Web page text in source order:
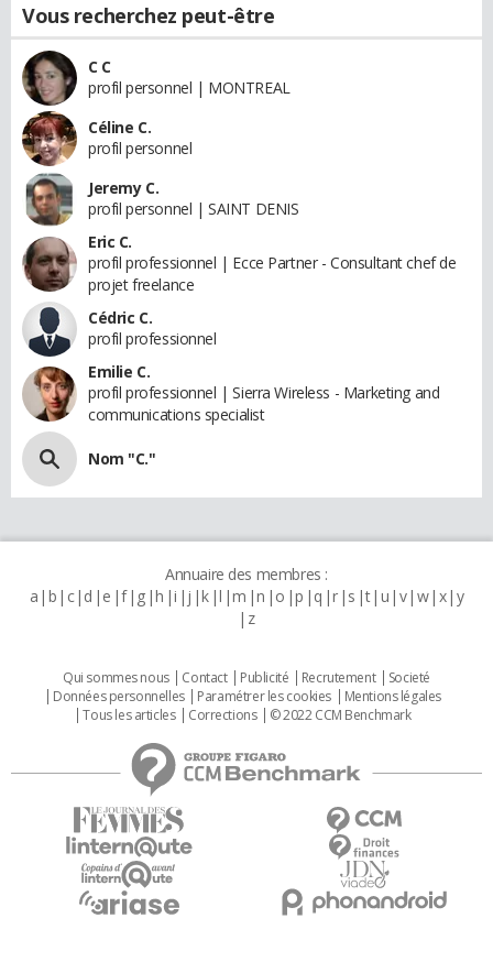
Vous recherchez peut-être
C C
profil personnel | MONTREAL
Céline C.
profil personnel
Jeremy C.
profil personnel | SAINT DENIS
Eric C.
profil professionnel | Ecce Partner - Consultant chef de
projet freelance
Cédric C.
profil professionnel
Emilie C.
profil professionnel | Sierra Wireless - Marketing and
communications specialist
Nom "C."
Annuaire des membres :
a b c d e f g h i j k l m n o p q r s t u v w x y
z
Qui sommes nous Contact Publicité Recrutement
Societé
Données personnelles
Paramétrer les cookies
Mentions légales
Tous les articles
Corrections © 2022 CCM Benchmark